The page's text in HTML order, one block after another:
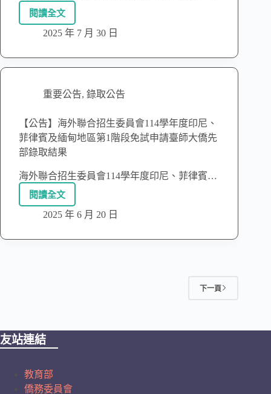
閱讀全文
2025 年 7 月 30 日
重要公告, 錄取公告
【公告】海外聯合招生委員會114學年度印尼、
菲律賓及緬甸地區第1階段免試申請臺師大僑先
部錄取結果
海外聯合招生委員會114學年度印尼、菲律賓…
閱讀全文
2025 年 6 月 20 日
下一頁
友站連結
教育部
僑務委員會